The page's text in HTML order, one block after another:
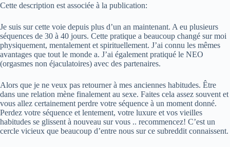
Cette description est associée à la publication:
Je suis sur cette voie depuis plus d’un an maintenant. A eu plusieurs
séquences de 30 à 40 jours. Cette pratique a beaucoup changé sur moi
physiquement, mentalement et spirituellement. J’ai connu les mêmes
avantages que tout le monde a. J’ai également pratiqué le NEO
(orgasmes non éjaculatoires) avec des partenaires.
Alors que je ne veux pas retourner à mes anciennes habitudes. Être
dans une relation mène finalement au sexe. Faites cela assez souvent et
vous allez certainement perdre votre séquence à un moment donné.
Perdez votre séquence et lentement, votre luxure et vos vieilles
habitudes se glissent à nouveau sur vous .. recommencez! C’est un
cercle vicieux que beaucoup d’entre nous sur ce subreddit connaissent.